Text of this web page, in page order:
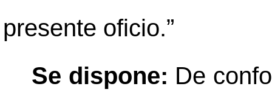
presente oficio.”
Se dispone: De